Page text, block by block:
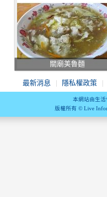
關廟美魯麵
最新消息 隱私權政策
本網站由生
版權所有 © Live